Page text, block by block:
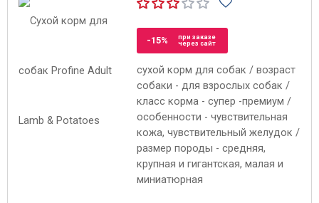
-15%
при заказе
через сайт
сухой корм для собак / возраст
собаки - для взрослых собак /
класс корма - супер -премиум /
особенности - чувствительная
кожа, чувствительный желудок /
размер породы - средняя,
крупная и гигантская, малая и
миниатюрная